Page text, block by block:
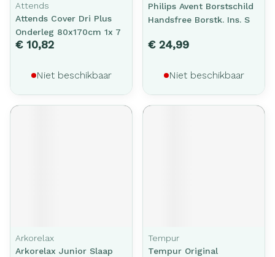
Attends
Attends Cover Dri Plus
Onderleg 80x170cm 1x 7
€ 10,82
Niet beschikbaar
Philips Avent Borstschild
Handsfree Borstk. Ins. S
€ 24,99
Niet beschikbaar
Arkorelax
Arkorelax Junior Slaap
Tempur
Tempur Original